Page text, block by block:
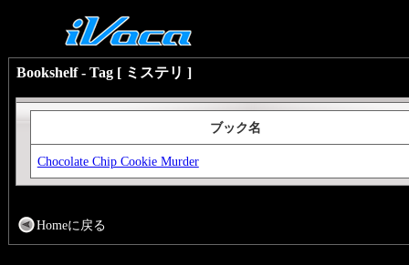
Bookshelf - Tag [ ミステリ ]
ブック名
Chocolate Chip Cookie Murder
Homeに戻る